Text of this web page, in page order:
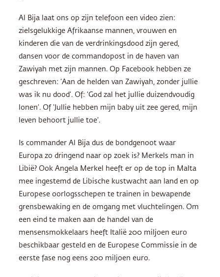
Al Bija laat ons op zijn telefoon een video zien:
zielsgelukkige Afrikaanse mannen, vrouwen en
kinderen die van de verdrinkingsdood zijn gered,
dansen voor de commandopost in de haven van
Zawiyah met zijn mannen. Op Facebook hebben ze
geschreven: ‘Aan de helden van Zawiyah, zonder jullie
was ik nu dood’. Of: ‘God zal het jullie duizendvoudig
lonen’. Of ‘Jullie hebben mijn baby uit zee gered, mijn
leven behoort jullie toe’.
Is commander Al Bija dus de bondgenoot waar
Europa zo dringend naar op zoek is? Merkels man in
Libië? Ook Angela Merkel heeft er op de top in Malta
mee ingestemd de Libische kustwacht aan land en op
Europese oorlogsschepen te trainen in bewapende
grensbewaking en de omgang met vluchtelingen. Om
een eind te maken aan de handel van de
mensensmokkelaars heeft Italië 200 miljoen euro
beschikbaar gesteld en de Europese Commissie in de
eerste fase nog eens 200 miljoen euro.